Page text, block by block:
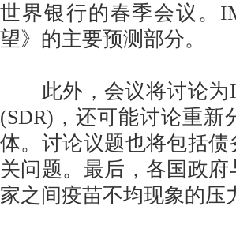
世界银行的春季会议。
望》的主要预测部分。
此外，会议将讨论为
(SDR)，还可能讨论重新
体。讨论议题也将包括
关问题。最后，各国政
家之间疫苗不均现象的压